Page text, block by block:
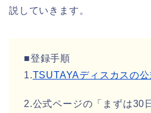
説していきます。
■登録手順
1.TSUTAYAディスカスの
2.公式ページの「まずは30